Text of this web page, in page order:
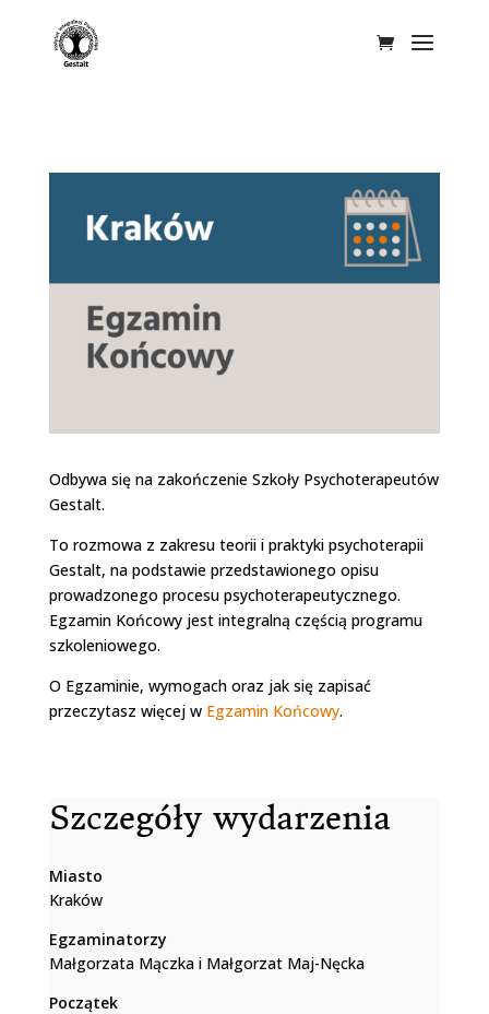
Odbywa się na zakończenie Szkoły Psychoterapeutów
Gestalt.
To rozmowa z zakresu teorii i praktyki psychoterapii
Gestalt, na podstawie przedstawionego opisu
prowadzonego procesu psychoterapeutycznego.
Egzamin Końcowy jest integralną częścią programu
szkoleniowego.
O Egzaminie, wymogach oraz jak się zapisać
przeczytasz więcej w Egzamin Końcowy.
Szczegóły wydarzenia
Miasto
Kraków
Egzaminatorzy
Małgorzata Mączka i Małgorzat Maj-Nęcka
Początek